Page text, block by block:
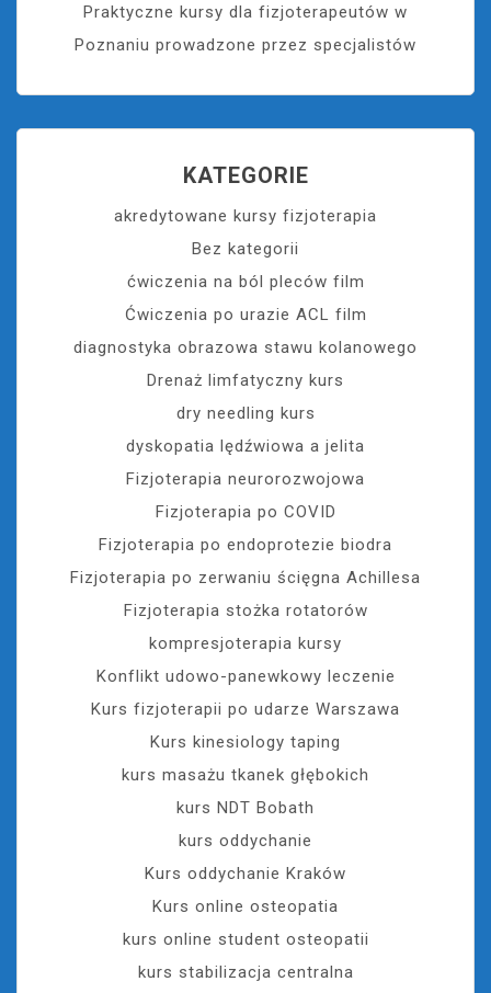
Praktyczne kursy dla fizjoterapeutów w
Poznaniu prowadzone przez specjalistów
KATEGORIE
akredytowane kursy fizjoterapia
Bez kategorii
ćwiczenia na ból pleców film
Ćwiczenia po urazie ACL film
diagnostyka obrazowa stawu kolanowego
Drenaż limfatyczny kurs
dry needling kurs
dyskopatia lędźwiowa a jelita
Fizjoterapia neurorozwojowa
Fizjoterapia po COVID
Fizjoterapia po endoprotezie biodra
Fizjoterapia po zerwaniu ścięgna Achillesa
Fizjoterapia stożka rotatorów
kompresjoterapia kursy
Konflikt udowo-panewkowy leczenie
Kurs fizjoterapii po udarze Warszawa
Kurs kinesiology taping
kurs masażu tkanek głębokich
kurs NDT Bobath
kurs oddychanie
Kurs oddychanie Kraków
Kurs online osteopatia
kurs online student osteopatii
kurs stabilizacja centralna